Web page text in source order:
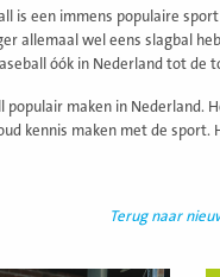
is een immens populaire
allemaal wel eens slagbal
óók in Nederland tot de
populair maken in
kennis maken met de
Terug naar